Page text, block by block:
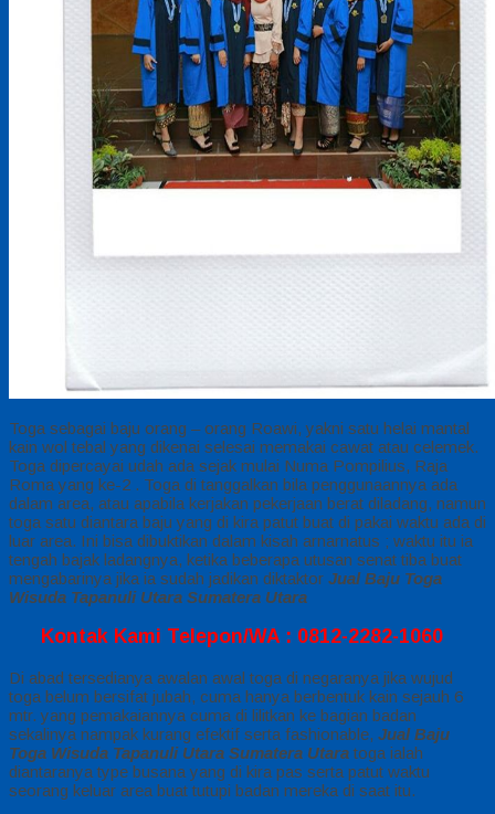
Toga sebagai baju orang – orang Roawi, yakni satu helai mantal
kain wol tebal yang dikenai selesai memakai cawat atau celemek.
Toga dipercayai udah ada sejak mulai Numa Pompilius, Raja
Roma yang ke-2 . Toga di tanggalkan bila penggunaannya ada
dalam area, atau apabila kerjakan pekerjaan berat diladang, namun
toga satu diantara baju yang di kira patut buat di pakai waktu ada di
luar area. Ini bisa dibuktikan dalam kisah arnarnatus ; waktu itu ia
tengah bajak ladangnya, ketika beberapa utusan senat tiba buat
mengabarinya jika ia sudah jadikan diktaktor Jual Baju Toga
Wisuda Tapanuli Utara Sumatera Utara
Kontak Kami Telepon/WA : 0812-2282-1060
Di abad tersedianya awalan awal toga di negaranya jika wujud
toga belum bersifat jubah, cuma hanya berbentuk kain sejauh 6
mtr. yang pemakaiannya cuma di lilitkan ke bagian badan
sekalinya nampak kurang efektif serta fashionable, Jual Baju
Toga Wisuda Tapanuli Utara Sumatera Utara toga ialah
diantaranya type busana yang di kira pas serta patut waktu
seorang keluar area buat tutupi badan mereka di saat itu.